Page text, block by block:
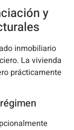
y
inmobiliario
La vivienda
prácticamente